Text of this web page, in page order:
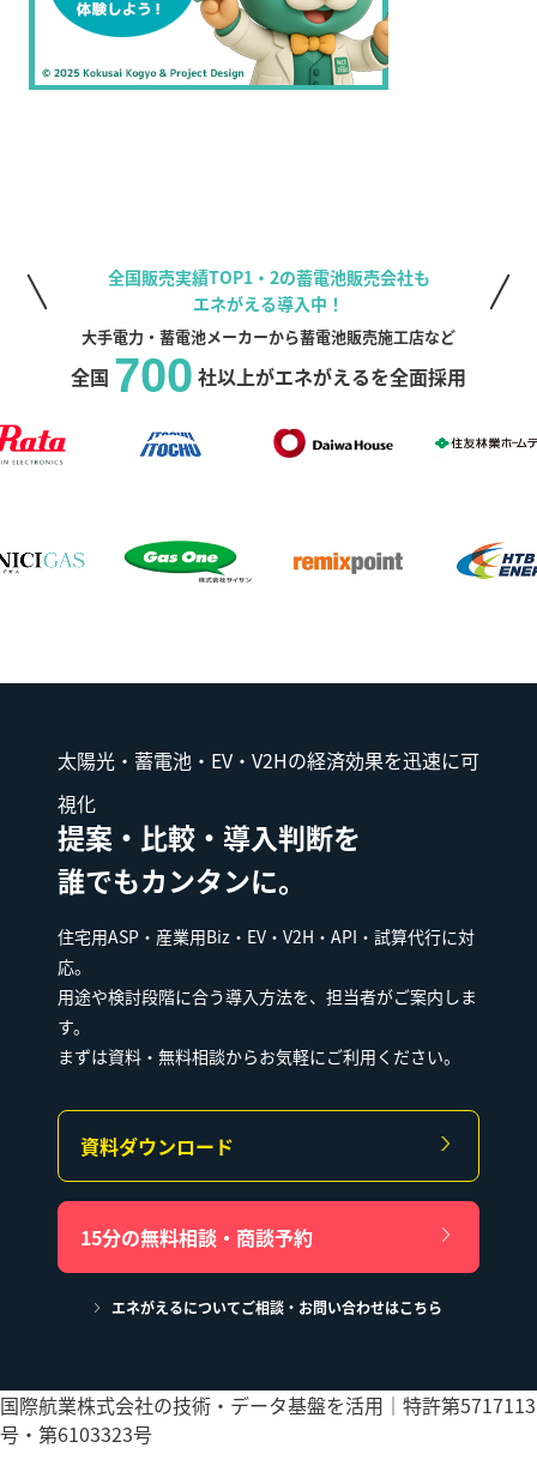
全国販売実績TOP1・2の蓄電池販売会社も
エネがえる導入中！
大手電力・蓄電池メーカーから蓄電池販売施工店など
全国 700 社以上がエネがえるを全面採用
太陽光・蓄電池・EV・V2Hの経済効果を迅速に可
視化
提案・比較・導入判断を
誰でもカンタンに。
住宅用ASP・産業用Biz・EV・V2H・API・試算代行に対
応。
用途や検討段階に合う導入方法を、担当者がご案内しま
す。
まずは資料・無料相談からお気軽にご利用ください。
資料ダウンロード
15分の無料相談・商談予約
エネがえるについてご相談・お問い合わせはこちら
国際航業株式会社の技術・データ基盤を活用｜特許第5717113
号・第6103323号